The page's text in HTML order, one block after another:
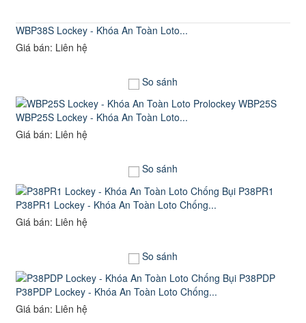
WBP38S Lockey - Khóa An Toàn Loto...
Giá bán: Liên hệ
So sánh
WBP25S Lockey - Khóa An Toàn Loto...
Giá bán: Liên hệ
So sánh
P38PR1 Lockey - Khóa An Toàn Loto Chống...
Giá bán: Liên hệ
So sánh
P38PDP Lockey - Khóa An Toàn Loto Chống...
Giá bán: Liên hệ